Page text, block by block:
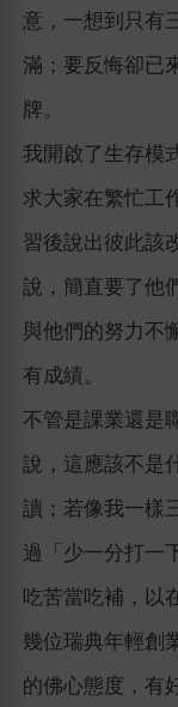
意，一想到只有
滿；要反悔卻已
牌。
我開啟了生存模
求大家在繁忙工
習後說出彼此該
說，簡直要了他
與他們的努力不
有成績。
不管是課業還是
說，這應該不是
讀；若像我一樣
過「少一分打一
吃苦當吃補，以
幾位瑞典年輕創
的佛心態度，有